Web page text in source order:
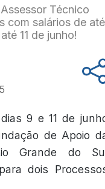
Técnico
com salários de até
11 de junho!
9 e 11 de
de Apoio
Grande do
dois